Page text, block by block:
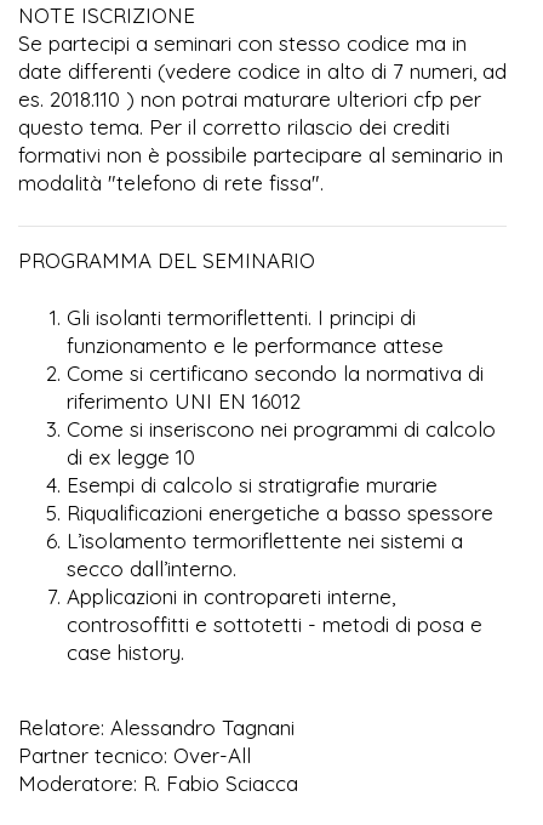
NOTE ISCRIZIONE
Se partecipi a seminari con stesso codice ma in
date differenti (vedere codice in alto di 7 numeri, ad
es. 2018.110 ) non potrai maturare ulteriori cfp per
questo tema. Per il corretto rilascio dei crediti
formativi non è possibile partecipare al seminario in
modalità "telefono di rete fissa".
PROGRAMMA DEL SEMINARIO
Gli isolanti termoriflettenti. I principi di
funzionamento e le performance attese
Come si certificano secondo la normativa di
riferimento UNI EN 16012
Come si inseriscono nei programmi di calcolo
di ex legge 10
Esempi di calcolo si stratigrafie murarie
Riqualificazioni energetiche a basso spessore
L’isolamento termoriflettente nei sistemi a
secco dall’interno.
Applicazioni in contropareti interne,
controsoffitti e sottotetti - metodi di posa e
case history.
Relatore: Alessandro Tagnani
Partner tecnico: Over-All
Moderatore: R. Fabio Sciacca